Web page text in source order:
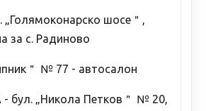
шосе＂,
за с. Радиново
＂ № 77 - автосалон
бул. „Никола Петков＂ № 20,